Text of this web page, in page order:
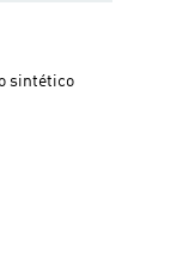
sintético